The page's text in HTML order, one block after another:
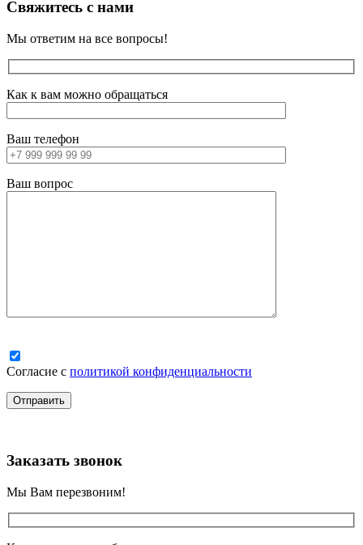
Свяжитесь с нами
Мы ответим на все вопросы!
Как к вам можно обращаться
Ваш телефон
Ваш вопрос
Согласие с политикой конфиденциальности
Заказать звонок
Мы Вам перезвоним!